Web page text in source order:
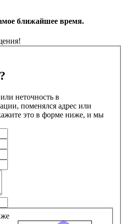
ближайшее время.
неточность в
поменялся адрес или
это в форме ниже, и мы